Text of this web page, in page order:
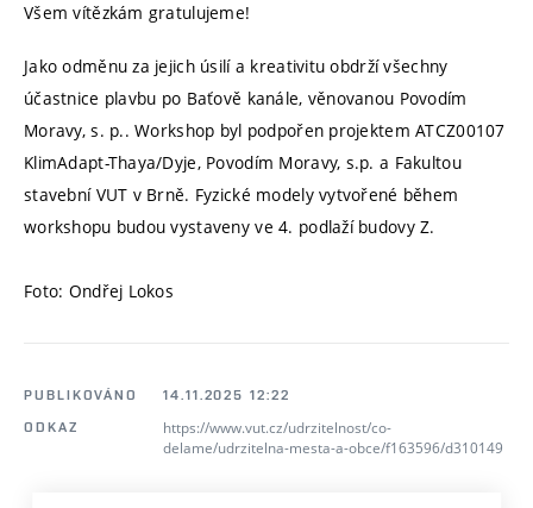
Všem vítězkám gratulujeme!
Jako odměnu za jejich úsilí a kreativitu obdrží všechny
účastnice plavbu po Baťově kanále, věnovanou Povodím
Moravy, s. p.. Workshop byl podpořen projektem ATCZ00107
KlimAdapt-Thaya/Dyje, Povodím Moravy, s.p. a Fakultou
stavební VUT v Brně. Fyzické modely vytvořené během
workshopu budou vystaveny ve 4. podlaží budovy Z.
Foto: Ondřej Lokos
PUBLIKOVÁNO
14.11.2025 12:22
ODKAZ
https://www.vut.cz/udrzitelnost/co-
delame/udrzitelna-mesta-a-obce/f163596/d310149